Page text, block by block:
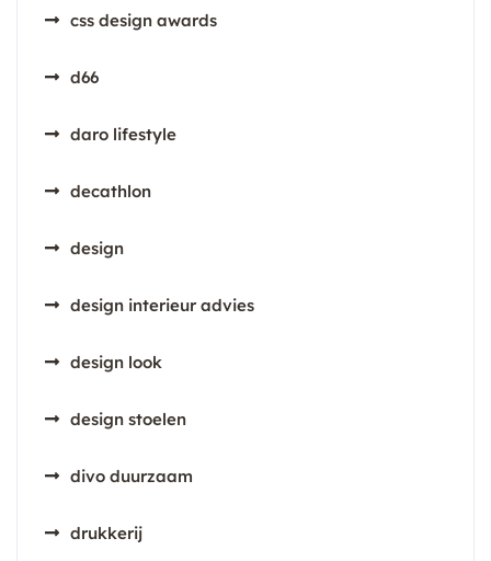
css design awards
d66
daro lifestyle
decathlon
design
design interieur advies
design look
design stoelen
divo duurzaam
drukkerij